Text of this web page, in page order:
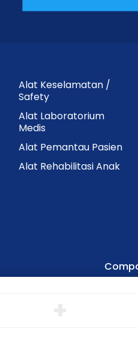
Alat Keselamatan /
Safety
Alat Laboratorium
Medis
Alat Pemantau Pasien
Alat Rehabilitasi Anak